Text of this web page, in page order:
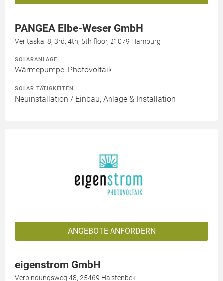
PANGEA Elbe-Weser GmbH
Veritaskai 8, 3rd, 4th, 5th floor, 21079 Hamburg
SOLARANLAGE
Wärmepumpe, Photovoltaik
SOLAR TÄTIGKEITEN
Neuinstallation / Einbau, Anlage & Installation
ANGEBOTE ANFORDERN
eigenstrom GmbH
Verbindungsweg 48, 25469 Halstenbek